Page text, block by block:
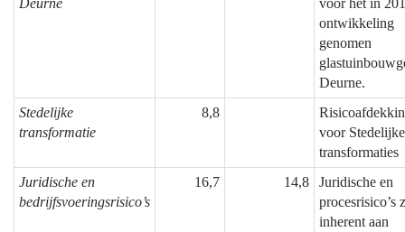
Deurne
voor het in
ontwikkeling
genomen
Deurne.
Stedelijke
transformatie
8,8
voor Stedelijke
transformaties
Juridische en
bedrijfsvoeringsrisico’s
16,7 14,8
Juridische en
procesrisico’s
inherent aan